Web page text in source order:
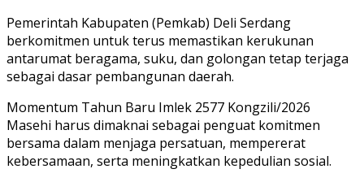
Pemerintah Kabupaten (Pemkab) Deli Serdang
berkomitmen untuk terus memastikan kerukunan
antarumat beragama, suku, dan golongan tetap terjaga
sebagai dasar pembangunan daerah.
Momentum Tahun Baru Imlek 2577 Kongzili/2026
Masehi harus dimaknai sebagai penguat komitmen
bersama dalam menjaga persatuan, mempererat
kebersamaan, serta meningkatkan kepedulian sosial.